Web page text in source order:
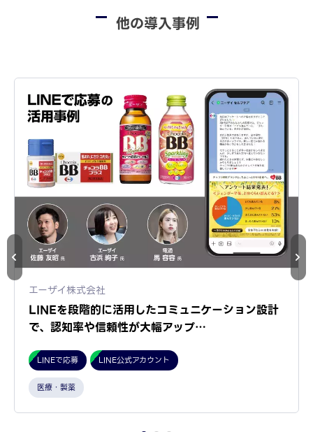
他の導入事例
エーザイ株式会社
LINEを段階的に活用したコミュニケーション設計
で、認知率や信頼性が大幅アップ…
LINEで応募 LINE公式アカウント
医療・製薬